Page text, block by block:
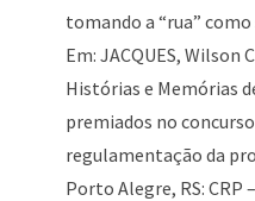
tomando a “rua”
Em: JACQUES, Wilson
Histórias e Memórias
premiados no
regulamentação da
Porto Alegre, RS: CRP